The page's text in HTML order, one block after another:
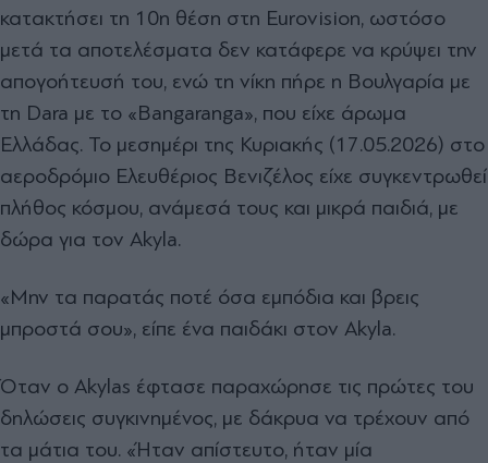
κατακτήσει τη 10η θέση στη Eurovision, ωστόσο
μετά τα αποτελέσματα δεν κατάφερε να κρύψει την
απογοήτευσή του, ενώ τη νίκη πήρε η Βουλγαρία με
τη Dara με το «Bangaranga», που είχε άρωμα
Ελλάδας. Το μεσημέρι της Κυριακής (17.05.2026) στο
αεροδρόμιο Ελευθέριος Βενιζέλος είχε συγκεντρωθεί
πλήθος κόσμου, ανάμεσά τους και μικρά παιδιά, με
δώρα για τον Akyla.
«Μην τα παρατάς ποτέ όσα εμπόδια και βρεις
μπροστά σου», είπε ένα παιδάκι στον Akyla.
Όταν ο Akylas έφτασε παραχώρησε τις πρώτες του
δηλώσεις συγκινημένος, με δάκρυα να τρέχουν από
τα μάτια του. «Ήταν απίστευτο, ήταν μία